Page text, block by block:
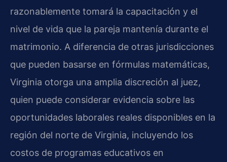
razonablemente tomará la capacitación y el
nivel de vida que la pareja mantenía durante el
matrimonio. A diferencia de otras jurisdicciones
que pueden basarse en fórmulas matemáticas,
Virginia otorga una amplia discreción al juez,
quien puede considerar evidencia sobre las
oportunidades laborales reales disponibles en la
región del norte de Virginia, incluyendo los
costos de programas educativos en